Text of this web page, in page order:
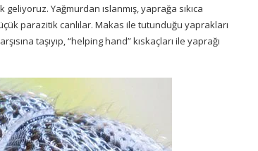
Yağmurdan ıslanmış, yaprağa sıkıca
parazitik canlılar. Makas ile tutunduğu yaprakları
taşıyıp, “helping hand” kıskaçları ile yaprağı